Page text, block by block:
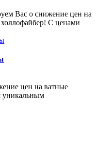
Вас о снижение цен на
С ценами
цен на ватные
уникальным